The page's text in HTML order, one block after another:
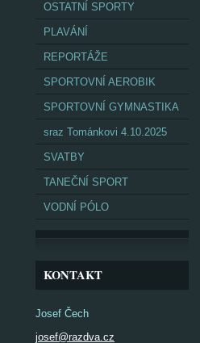
OSTATNÍ SPORTY
PLAVÁNÍ
REPORTÁŽE
SPORTOVNÍ AEROBIK
SPORTOVNÍ GYMNASTIKA
sraz Tománkovi 4.10.2025
SVATBY
TANEČNÍ SPORT
VODNÍ PÓLO
KONTAKT
Josef Čech
josef@razdva.cz